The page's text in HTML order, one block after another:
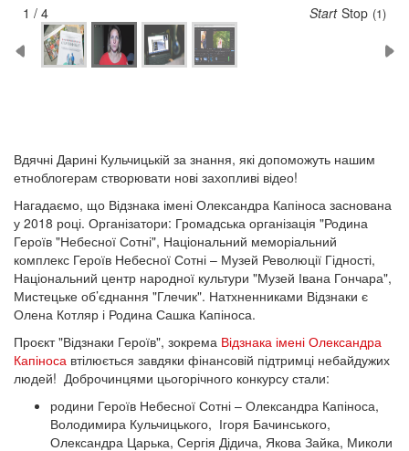
2 / 4 Start Stop (5)
Вдячні Дарині Кульчицькій за знання, які допоможуть нашим
етноблогерам створювати нові захопливі відео!
Нагадаємо, що Відзнака імені Олександра Капіноса заснована
у 2018 році. Організатори: Громадська організація "Родина
Героїв "Небесної Сотні", Національний меморіальний
комплекс Героїв Небесної Сотні – Музей Революції Гідності,
Національний центр народної культури "Музей Івана Гончара",
Мистецьке об’єднання "Глечик". Натхненниками Відзнаки є
Олена Котляр і Родина Сашка Капіноса.
Проєкт "Відзнаки Героїв", зокрема Відзнака імені Олександра
Капіноса втілюється завдяки фінансовій підтримці небайдужих
людей! Доброчинцями цьогорічного конкурсу стали:
родини Героїв Небесної Сотні – Олександра Капіноса,
Володимира Кульчицького, Ігоря Бачинського,
Олександра Царька, Сергія Дідича, Якова Зайка, Миколи